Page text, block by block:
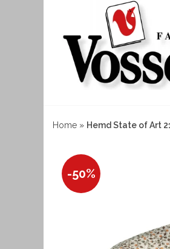
Home » Hemd State of Art
-50%